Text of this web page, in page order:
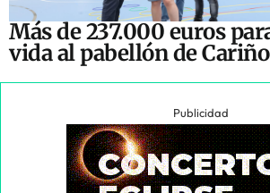
Más de 237.000 euros
vida al pabellón de Cariño
Publicidad